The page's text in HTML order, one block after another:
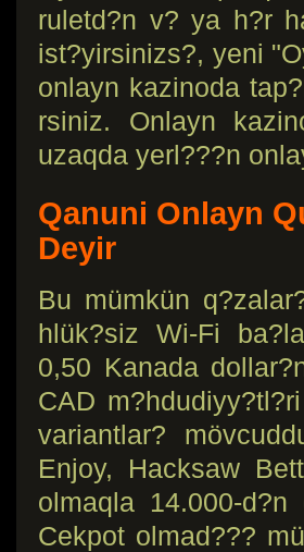
ruletd?n v? ya h?r
ist?yirsinizs?, yeni
onlayn kazinoda
rsiniz. Onlayn
uzaqda yerl???n
Qanuni Onlayn
Deyir
Bu mümkün
hlük?siz Wi-Fi
0,50 Kanada
CAD
variantlar?
Enjoy, Hacksaw
olmaqla 14.000-
Cekpot olmad???